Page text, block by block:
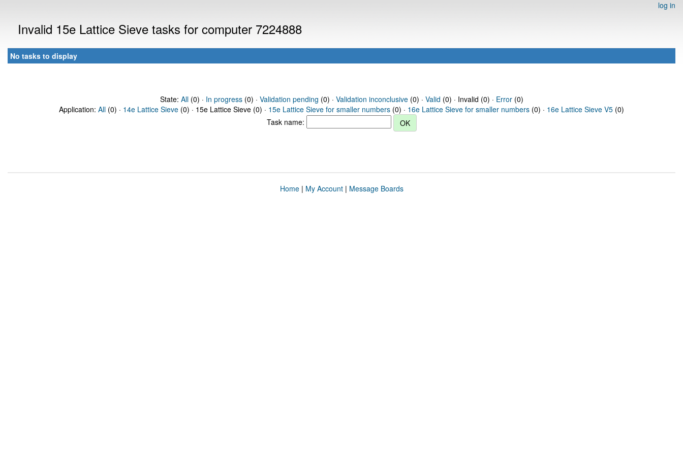
log in
Invalid 15e Lattice Sieve tasks for computer 7224888
No tasks to display
State: All(0) · In progress(0) · Validation pending (0) · Validation inconclusive(0) · Valid (0) · Invalid (0) · Error(0)
Application: All (0) · 14e Lattice Sieve (0) · 15e Lattice Sieve (0) · 15e Lattice Sieve for smaller numbers (0) · 16e Lattice Sieve for smaller numbers (0) · 16e Lattice Sieve V5 (0)
Task name:
Home| My Account| Message Boards